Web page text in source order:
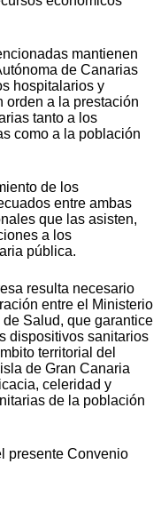
mantienen
de Canarias
hospitalarios y
orden a la prestación
tanto a los
como a la población
de los
entre ambas
que las asisten,
a los
pública.
resulta necesario
entre el Ministerio
Salud, que garantice
dispositivos sanitarios
territorial del
de Gran Canaria
celeridad y
de la población
presente Convenio